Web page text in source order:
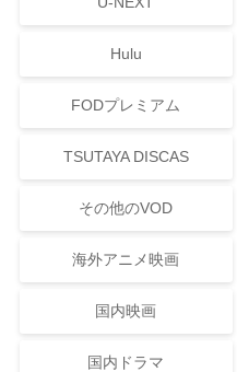
Hulu
FODプレミアム
TSUTAYA DISCAS
その他のVOD
海外アニメ映画
国内映画
国内ドラマ